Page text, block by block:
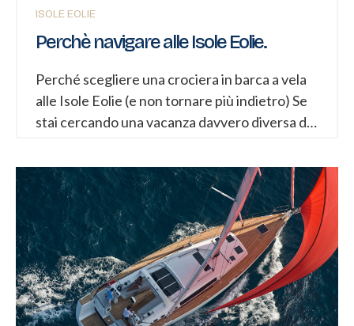
ISOLE EOLIE
Perchè navigare alle Isole Eolie.
Perché scegliere una crociera in barca a vela
alle Isole Eolie (e non tornare più indietro) Se
stai cercando una vacanza davvero diversa dal
autenticità, allora è il momento di scoprire le
Isole Eolie… dal mare. Non da un hotel, non
seguendo itinerari affollati, ma a bordo di una
barca a vela. In questo articolo ti spiego
perché una crociera in barca a vela alle Eolie
non è solo una vacanza, ma un’esperienza che
cambia completamente il modo di viaggiare.
Libertà totale: la vera differenza La prima